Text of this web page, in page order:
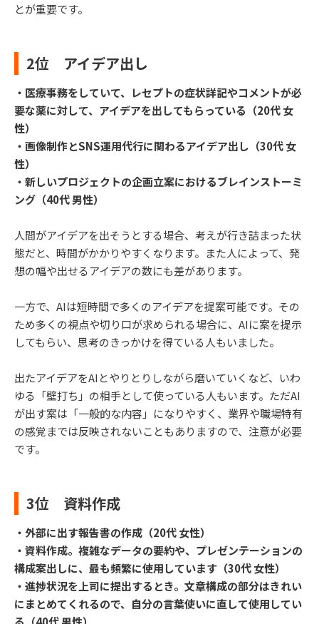
とが重要です。
2位 アイデア出し
・医療事務をしていて、レセプトの症状詳記やコメントが必
要な薬に対して、アイデアを出してもらっている（20代 女
性）
・画像制作とSNS運用代行に関わるアイデア出し（30代 女
性）
・新しいプロジェクトの企画立案におけるブレインストーミ
ング（40代 男性）
人間がアイデアを出そうとする場合、考えが行き詰まった状
態だと、時間がかかりやすくなります。また人によって、発
想の幅や出せるアイデアの数にも差があります。
一方で、AIは短時間で多くのアイデアを提案可能です。その
ため多くの視点や切り口が求められる場合に、AIに案を提示
してもらい、思考のきっかけを得ている人もいました。
出たアイデアをAIとやりとりしながら磨いていくなど、いわ
ゆる「壁打ち」の相手として使っている人もいます。ただAI
が出す案は「一般的な内容」になりやすく、業界や職場特有
の感覚までは反映されないこともありますので、注意が必要
です。
3位 資料作成
・外部に出す報告書の作成（20代 女性）
・資料作成。複雑なデータの要約や、プレゼンテーションの
構成案出しに、最も頻繁に使用しています（30代 女性）
・進捗状況を上司に提出するとき。文章構成の部分はきれい
にまとめてくれるので、自分の言葉使いに直して使用してい